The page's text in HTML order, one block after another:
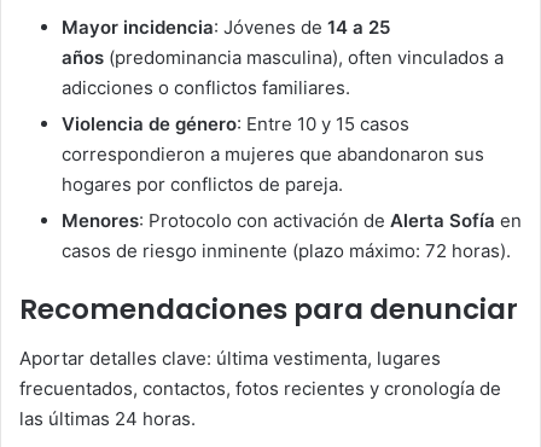
Mayor incidencia: Jóvenes de 14 a 25
años (predominancia masculina), often vinculados a
adicciones o conflictos familiares.
Violencia de género: Entre 10 y 15 casos
correspondieron a mujeres que abandonaron sus
hogares por conflictos de pareja.
Menores: Protocolo con activación de Alerta Sofía en
casos de riesgo inminente (plazo máximo: 72 horas).
Recomendaciones para denunciar
Aportar detalles clave: última vestimenta, lugares
frecuentados, contactos, fotos recientes y cronología de
las últimas 24 horas.